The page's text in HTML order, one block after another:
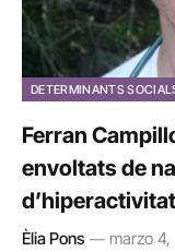
DETERMINANTS
Ferran
envoltats de
Èlia Pons marzo 4,